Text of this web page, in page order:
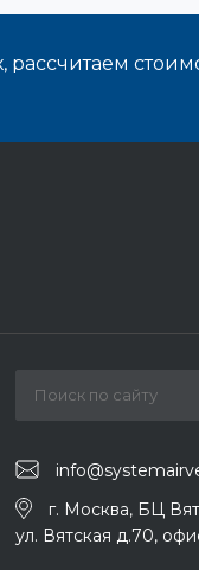
рассчитаем
г. Москва, БЦ
ул. Вятская д.70,